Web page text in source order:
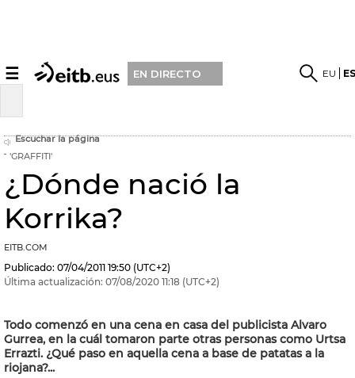
☰ EN DIRECTO EU
Escuchar la página
'GRAFFITI'
¿Dónde nació la
Korrika?
EITB.COM
Publicado: 07/04/2011 19:50 (UTC+2)
Última actualización: 07/08/2020 11:18 (UTC+2)
Todo comenzó en una cena en casa del publicista Alvaro
Gurrea, en la cuál tomaron parte otras personas como Urtsa
Errazti. ¿Qué paso en aquella cena a base de patatas a la
riojana?...